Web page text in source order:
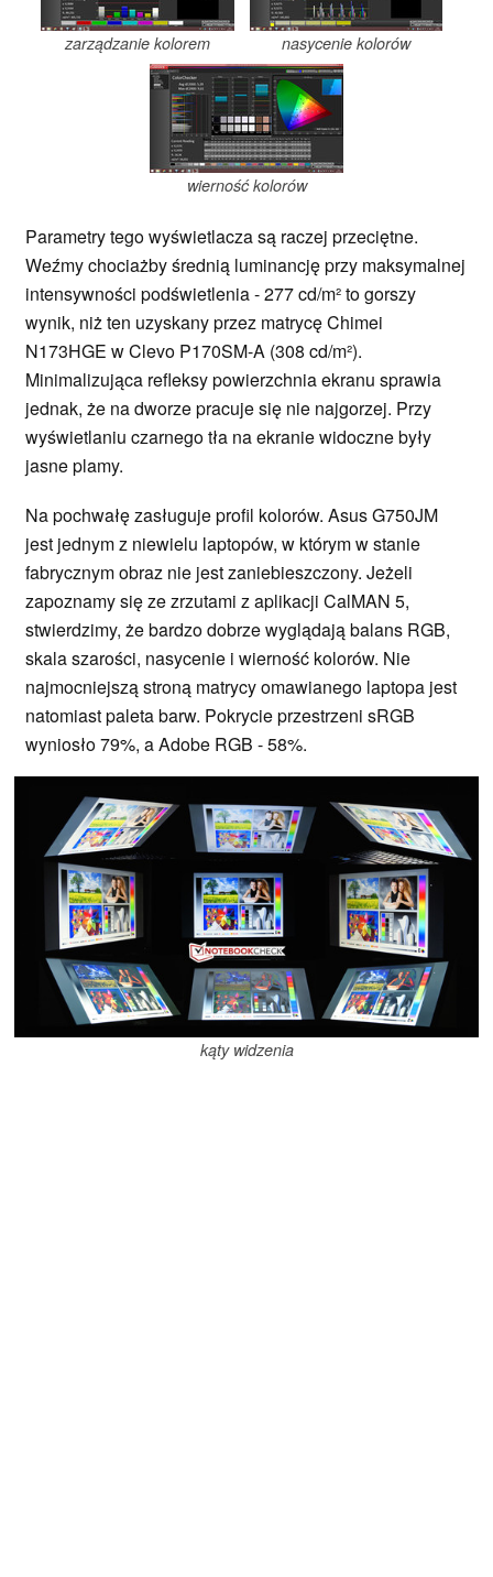
zarządzanie kolorem nasycenie kolorów
wierność kolorów
Parametry tego wyświetlacza są raczej przeciętne.
Weźmy chociażby średnią luminancję przy maksymalnej
intensywności podświetlenia - 277 cd/m² to gorszy
wynik, niż ten uzyskany przez matrycę Chimei
N173HGE w Clevo P170SM-A (308 cd/m²).
Minimalizująca refleksy powierzchnia ekranu sprawia
jednak, że na dworze pracuje się nie najgorzej. Przy
wyświetlaniu czarnego tła na ekranie widoczne były
jasne plamy.
Na pochwałę zasługuje profil kolorów. Asus G750JM
jest jednym z niewielu laptopów, w którym w stanie
fabrycznym obraz nie jest zaniebieszczony. Jeżeli
zapoznamy się ze zrzutami z aplikacji CalMAN 5,
stwierdzimy, że bardzo dobrze wyglądają balans RGB,
skala szarości, nasycenie i wierność kolorów. Nie
najmocniejszą stroną matrycy omawianego laptopa jest
natomiast paleta barw. Pokrycie przestrzeni sRGB
wyniosło 79%, a Adobe RGB - 58%.
kąty widzenia